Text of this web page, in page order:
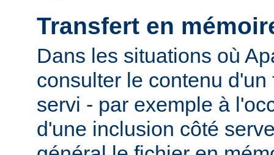
Transfert en
Dans les situations où
consulter le contenu
servi - par exemple à
d'une inclusion côté